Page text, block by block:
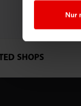
Nur